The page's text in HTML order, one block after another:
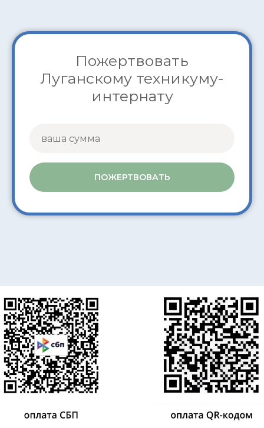
Пожертвовать
Луганскому техникуму-
интернату
ПОЖЕРТВОВАТЬ